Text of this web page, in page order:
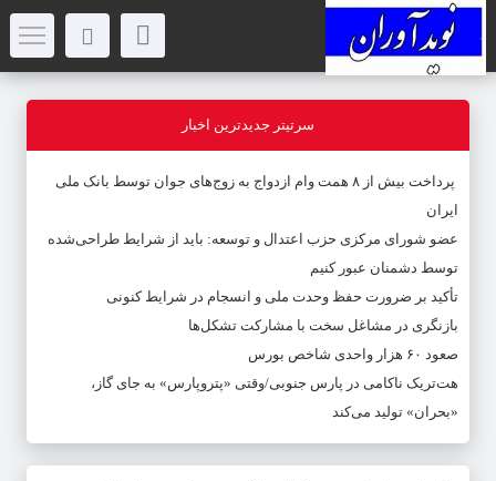
سرتیتر جدیدترین اخبار
پرداخت بیش از ۸ همت وام ازدواج به زوج‌های جوان توسط بانک ملی
ایران
عضو شورای مرکزی حزب اعتدال و توسعه: باید از شرایط طراحی‌شده
توسط دشمنان عبور کنیم
تأکید بر ضرورت حفظ وحدت ملی و انسجام در شرایط کنونی
بازنگری در مشاغل سخت با مشارکت تشکل‌ها
صعود ۶۰ هزار واحدی شاخص بورس
هت‌تریک ناکامی در پارس جنوبی/وقتی «پتروپارس» به جای گاز،
«بحران» تولید می‌کند